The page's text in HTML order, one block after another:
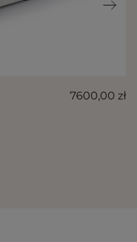
7600,00 zł